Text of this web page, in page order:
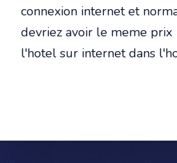
connexion internet et
devriez avoir le meme prix
l'hotel sur internet dans